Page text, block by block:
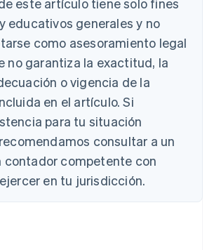
este artículo tiene solo fines
educativos generales y no
como asesoramiento legal
no garantiza la exactitud, la
o vigencia de la
en el artículo. Si
para tu situación
consultar a un
contador competente con
en tu jurisdicción.